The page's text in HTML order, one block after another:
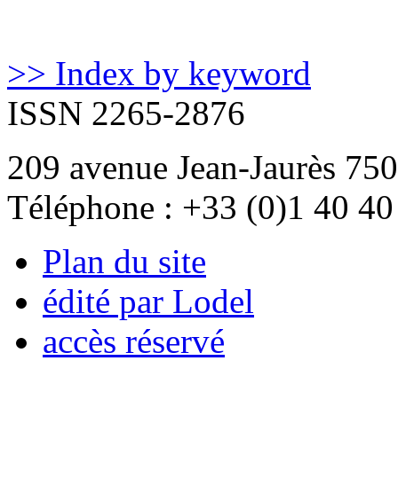
>> Index by keyword
ISSN 2265-2876
209 avenue Jean-Jaurès
Téléphone : +33 (0)1 40
Plan du site
édité par Lodel
accès réservé